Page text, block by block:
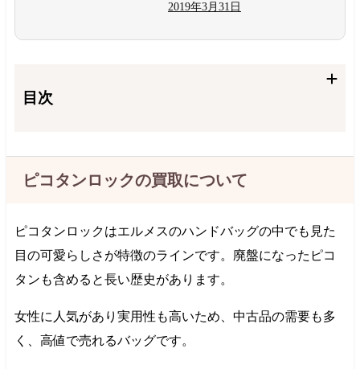
2019年3月31日
目次
ピコタンロックの買取について
ピコタンロックはエルメスのハンドバッグの中でも見た
目の可愛らしさが特徴のラインです。廃盤になったピコ
タンも含めると長い歴史があります。
女性に人気があり実用性も高いため、中古品の需要も多
く、高値で売れるバッグです。